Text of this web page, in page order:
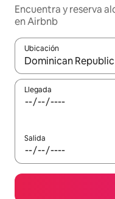
Encuentra y reserva
en Airbnb
Ubicación
Cuando los
Llegada
Salida